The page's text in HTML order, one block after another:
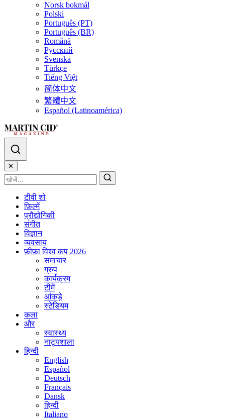
Norsk bokmål
Polski
Português (PT)
Português (BR)
Română
Русский
Svenska
Türkçe
Tiếng Việt
简体中文
繁體中文
Español (Latinoamérica)
✕
टीवी शो
फ़िल्में
प्रौद्योगिकी
संगीत
विज्ञान
व्यवसाय
फ़ीफ़ा विश्व कप 2026
समाचार
ग्रुप
कार्यक्रम
टीमें
आंकड़े
स्टेडियम
कला
और
स्वास्थ्य
नाट्यशाला
हिन्दी
English
Español
Deutsch
Français
Dansk
हिन्दी
Italiano